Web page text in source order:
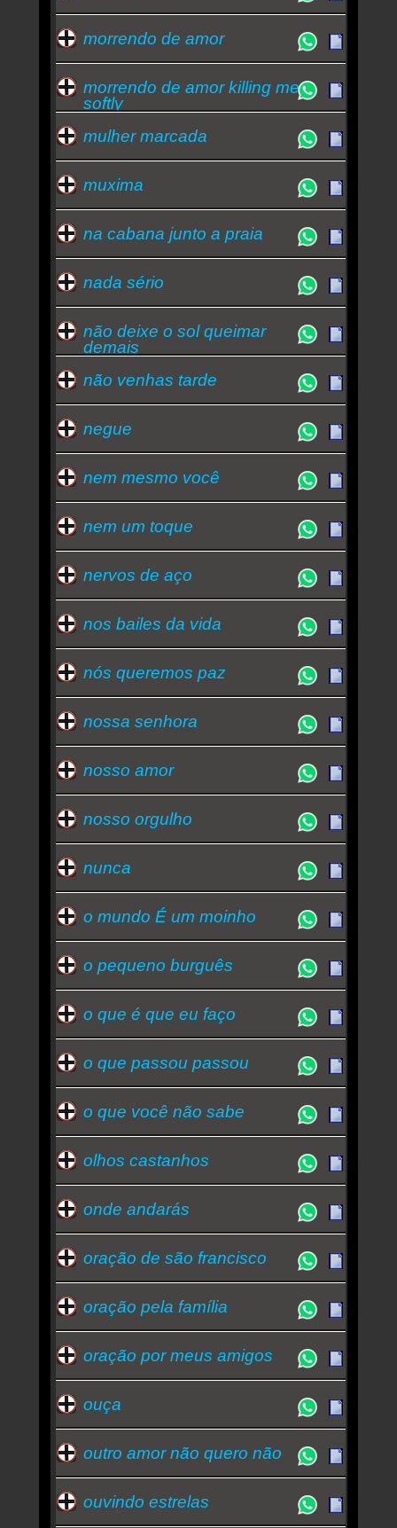
morrendo de amor
morrendo de amor killing me
softly
mulher marcada
muxima
na cabana junto a praia
nada sério
não deixe o sol queimar
demais
não venhas tarde
negue
nem mesmo você
nem um toque
nervos de aço
nos bailes da vida
nós queremos paz
nossa senhora
nosso amor
nosso orgulho
nunca
o mundo É um moinho
o pequeno burguês
o que é que eu faço
o que passou passou
o que você não sabe
olhos castanhos
onde andarás
oração de são francisco
oração pela família
oração por meus amigos
ouça
outro amor não quero não
ouvindo estrelas